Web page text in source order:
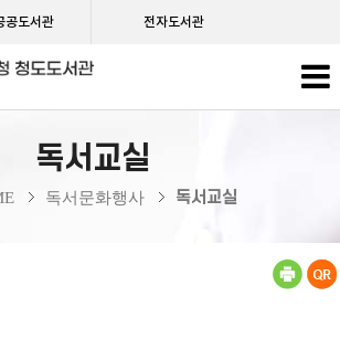
공도서관 전자도서관
독서교실
독서문화행사 독서교실